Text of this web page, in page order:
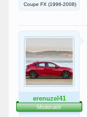
Coupe FX (1996-2008)
erenuzel41
Moderatör